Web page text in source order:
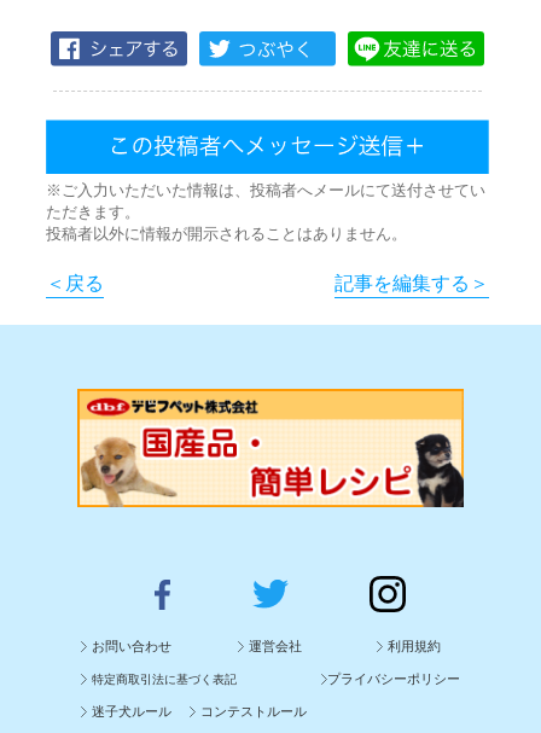
※ご入力いただいた情報は、投稿者へメールにて送付させてい
ただきます。
投稿者以外に情報が開示されることはありません。
＜戻る 記事を編集する＞
お問い合わせ 運営会社 利用規約
特定商取引法に基づく表記 プライバシーポリシー
迷子犬ルール コンテストルール